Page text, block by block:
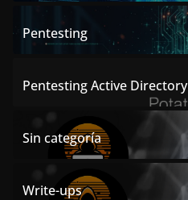
Pentesting
Pentesting Active Directory
Sin categoría
Write-ups